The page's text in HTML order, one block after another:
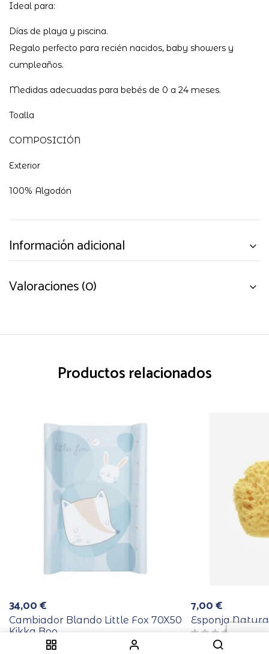
Ideal para:
Días de playa y piscina.
Regalo perfecto para recién nacidos, baby showers y
cumpleaños.
Medidas adecuadas para bebés de 0 a 24 meses.
Toalla
COMPOSICIÓN
Exterior
100% Algodón
Información adicional
Valoraciones (0)
Productos relacionados
34,00€
Cambiador Blando Little Fox 70X50
Kikka Boo
7,00€
Esponja